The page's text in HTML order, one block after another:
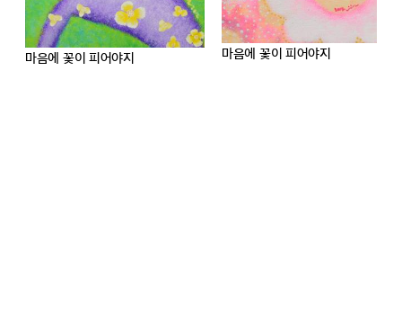
마음에 꽃이 피어야지